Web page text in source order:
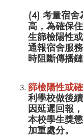
(4) 考量宿舍
高，為確保
生篩檢陽性
通報宿舍服
時阻斷傳播鏈
篩檢陽性或
利學校做後
因延遲回報
本校學生獎
加重處分。